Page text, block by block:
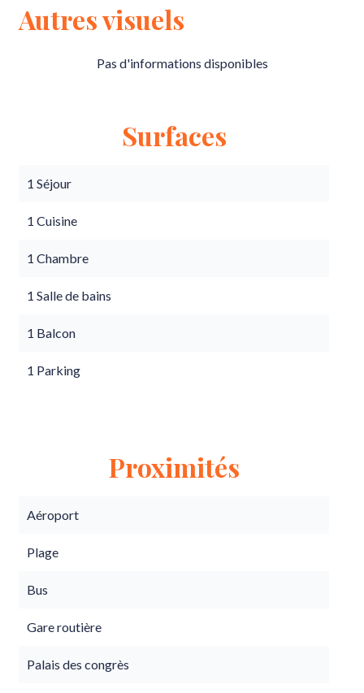
Autres visuels
Pas d'informations disponibles
Surfaces
1 Séjour
1 Cuisine
1 Chambre
1 Salle de bains
1 Balcon
1 Parking
Proximités
Aéroport
Plage
Bus
Gare routière
Palais des congrès